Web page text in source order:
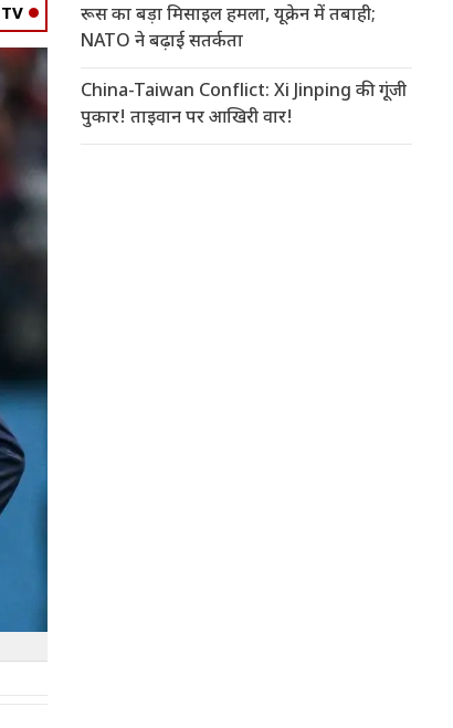
TV
रूस का बड़ा मिसाइल हमला, यूक्रेन में तबाही;
NATO ने बढ़ाई सतर्कता
China-Taiwan Conflict: Xi Jinping की गूंजी
पुकार! ताइवान पर आखिरी वार!